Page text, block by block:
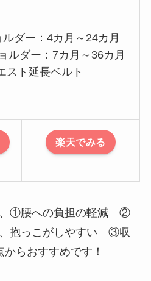
ダー：4カ月～24カ月
ルダー：7カ月～36カ月
スト延長ベルト
楽天でみる
、①腰への負担の軽減 ②
抱っこがしやすい ③収
らおすすめです！